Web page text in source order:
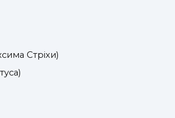
Стріхи)